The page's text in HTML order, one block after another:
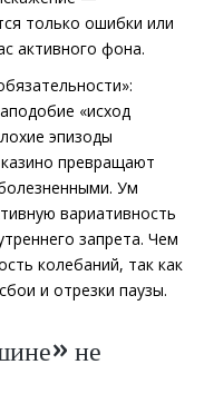
только ошибки или
активного фона.
«исход
эпизоды
превращают
Ум
вариативность
запрета. Чем
колебаний, так как
и отрезки паузы.
не